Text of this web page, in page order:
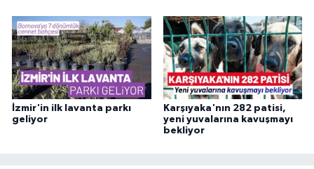
İzmir'in ilk lavanta parkı
geliyor
Karşıyaka'nın 282 patisi,
yeni yuvalarına kavuşmayı
bekliyor